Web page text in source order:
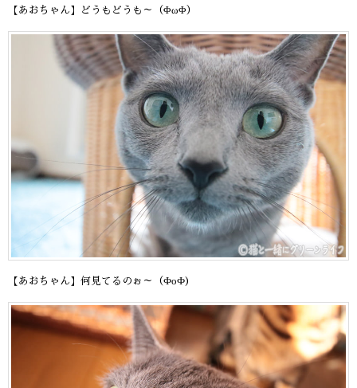
【あおちゃん】どうもどうも～（ΦωΦ）
【あおちゃん】何見てるのぉ～（ФоФ)